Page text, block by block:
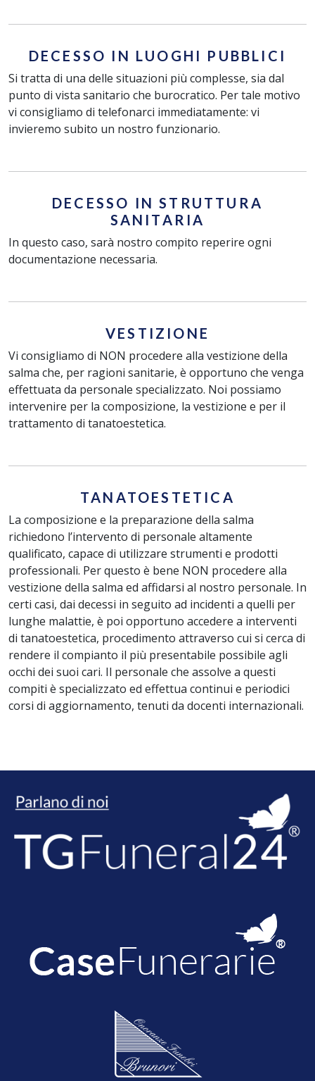
DECESSO IN LUOGHI PUBBLICI
Si tratta di una delle situazioni più complesse, sia dal
punto di vista sanitario che burocratico. Per tale motivo
vi consigliamo di telefonarci immediatamente: vi
invieremo subito un nostro funzionario.
DECESSO IN STRUTTURA
SANITARIA
In questo caso, sarà nostro compito reperire ogni
documentazione necessaria.
VESTIZIONE
Vi consigliamo di NON procedere alla vestizione della
salma che, per ragioni sanitarie, è opportuno che venga
effettuata da personale specializzato. Noi possiamo
intervenire per la composizione, la vestizione e per il
trattamento di tanatoestetica.
TANATOESTETICA
La composizione e la preparazione della salma
richiedono l’intervento di personale altamente
qualificato, capace di utilizzare strumenti e prodotti
professionali. Per questo è bene NON procedere alla
vestizione della salma ed affidarsi al nostro personale. In
certi casi, dai decessi in seguito ad incidenti a quelli per
lunghe malattie, è poi opportuno accedere a interventi
di tanatoestetica, procedimento attraverso cui si cerca di
rendere il compianto il più presentabile possibile agli
occhi dei suoi cari. Il personale che assolve a questi
compiti è specializzato ed effettua continui e periodici
corsi di aggiornamento, tenuti da docenti internazionali.